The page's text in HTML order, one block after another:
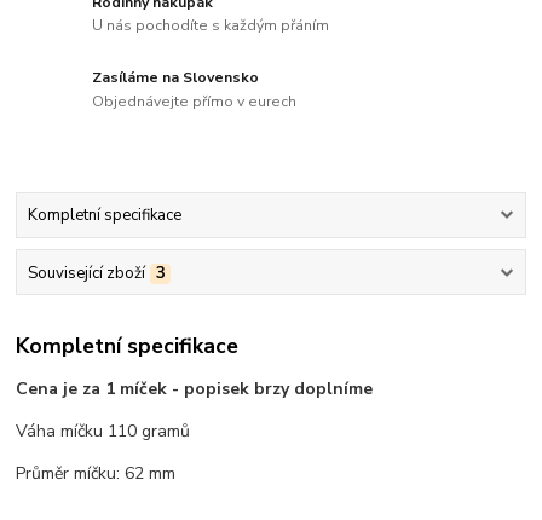
U nás pochodíte s každým přáním
Zasíláme na Slovensko
Objednávejte přímo v eurech
Kompletní specifikace
Související zboží 3
Kompletní specifikace
Cena je za 1 míček - popisek brzy doplníme
Váha míčku 110 gramů
Průměr míčku: 62 mm